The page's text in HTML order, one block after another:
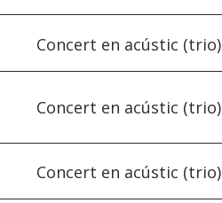
Concert en acústic (trio)
Concert en acústic (trio)
Concert en acústic (trio)